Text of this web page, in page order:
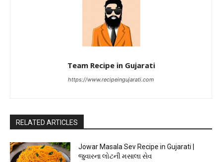
Team Recipe in Gujarati
https://www.recipeingujarati.com
RELATED ARTICLES
Jowar Masala Sev Recipe in Gujarati |
જુવારના લોટની મસાલા સેવ